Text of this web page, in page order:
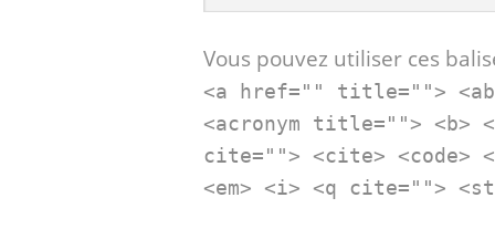
Vous pouvez utiliser ces
<a href="" title="">
<acronym title=""> <b>
cite=""> <cite> <code>
<em> <i> <q cite="">